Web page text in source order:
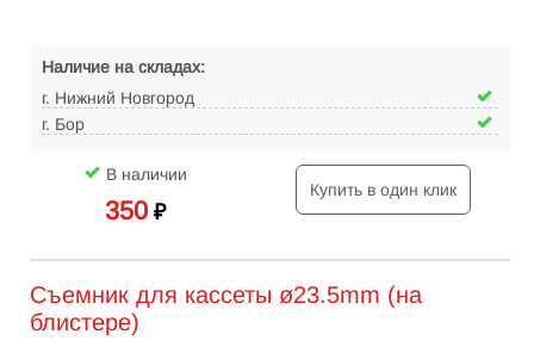
Наличие на складах:
г. Нижний Новгород
г. Бор
В наличии
350 ₽
Купить в один клик
Съемник для кассеты ø23.5mm (на
блистере)